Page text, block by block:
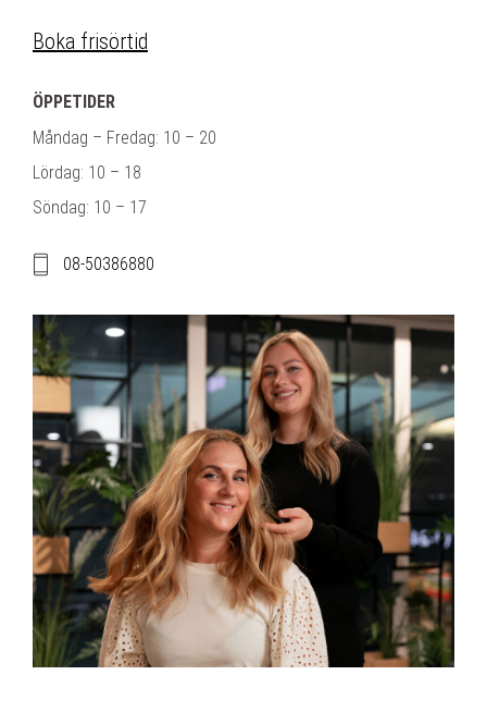
Boka frisörtid
ÖPPETIDER
Måndag – Fredag: 10 – 20
Lördag: 10 – 18
Söndag: 10 – 17
08-50386880